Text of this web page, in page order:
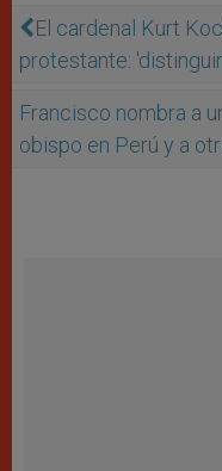
El cardenal Kurt
protestante:
Francisco nombra a
obispo en Perú y a